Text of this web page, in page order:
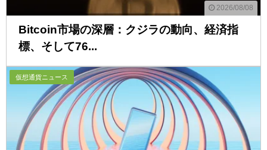
2026/08/08
Bitcoin市場の深層：クジラの動向、経済指
標、そして76...
仮想通貨ニュース